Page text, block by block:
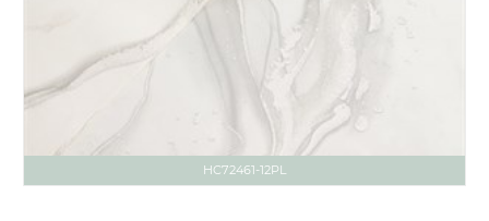
HC72461-12PL